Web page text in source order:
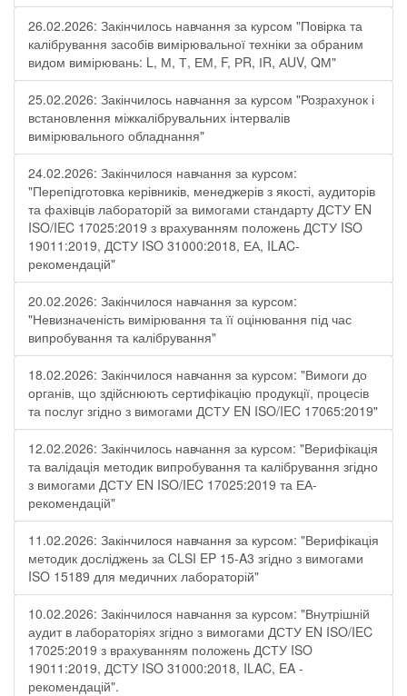
26.02.2026: Закінчилось навчання за курсом "Повірка та
калібрування засобів вимірювальної техніки за обраним
видом вимірювань: L, М, Т, ЕМ, F, РR, ІR, АUV, QМ"
25.02.2026: Закінчилось навчання за курсом "Розрахунок і
встановлення міжкалібрувальних інтервалів
вимірювального обладнання"
24.02.2026: Закінчилося навчання за курсом:
"Перепідготовка керівників, менеджерів з якості, аудиторів
та фахівців лабораторій за вимогами стандарту ДСТУ EN
ISO/IEC 17025:2019 з врахуванням положень ДСТУ ISO
19011:2019, ДСТУ ISO 31000:2018, ЕА, ILAC-
рекомендацій"
20.02.2026: Закінчилося навчання за курсом:
"Невизначеність вимірювання та її оцінювання під час
випробування та калібрування"
18.02.2026: Закінчилося навчання за курсом: "Вимоги до
органів, що здійснюють сертифікацію продукції, процесів
та послуг згідно з вимогами ДСТУ EN ISO/IEC 17065:2019"
12.02.2026: Закінчилось навчання за курсом: "Верифікація
та валідація методик випробування та калібрування згідно
з вимогами ДСТУ EN ISO/IEC 17025:2019 та ЕА-
рекомендацій"
11.02.2026: Закінчилося навчання за курсом: "Верифікація
методик досліджень за CLSI EP 15-A3 згідно з вимогами
ISO 15189 для медичних лабораторій"
10.02.2026: Закінчилося навчання за курсом: "Внутрішній
аудит в лабораторіях згідно з вимогами ДСТУ EN ISO/IEC
17025:2019 з врахуванням положень ДСТУ ISO
19011:2019, ДСТУ ISO 31000:2018, ILAC, EA -
рекомендацій".